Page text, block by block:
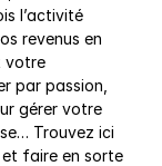
l’activité
revenus en
votre
par passion,
gérer votre
Trouvez ici
faire en sorte